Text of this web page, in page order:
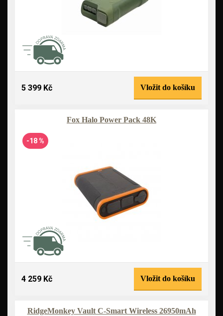
5 399 Kč Vložit do košíku
Fox Halo Power Pack 48K
-18 %
4 259 Kč Vložit do košíku
RidgeMonkey Vault C-Smart Wireless 26950mAh